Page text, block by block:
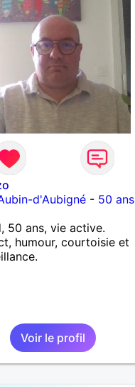
d'Aubigné- 50 ans
50 ans, vie active.
humour, courtoisie et
Voir le profil